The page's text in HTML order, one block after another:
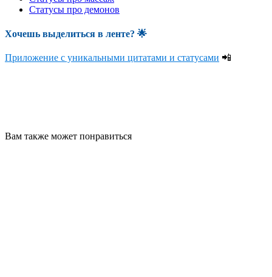
Статусы про демонов
Хочешь выделиться в ленте? 🌟
Приложение с уникальными цитатами и статусами 📲
Вам также может понравиться